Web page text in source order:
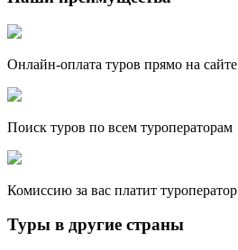
Онлайн-оплата туров прямо на сайте
Поиск туров по всем туроператорам
Комиссию за вас платит туроператор
Туры в другие страны